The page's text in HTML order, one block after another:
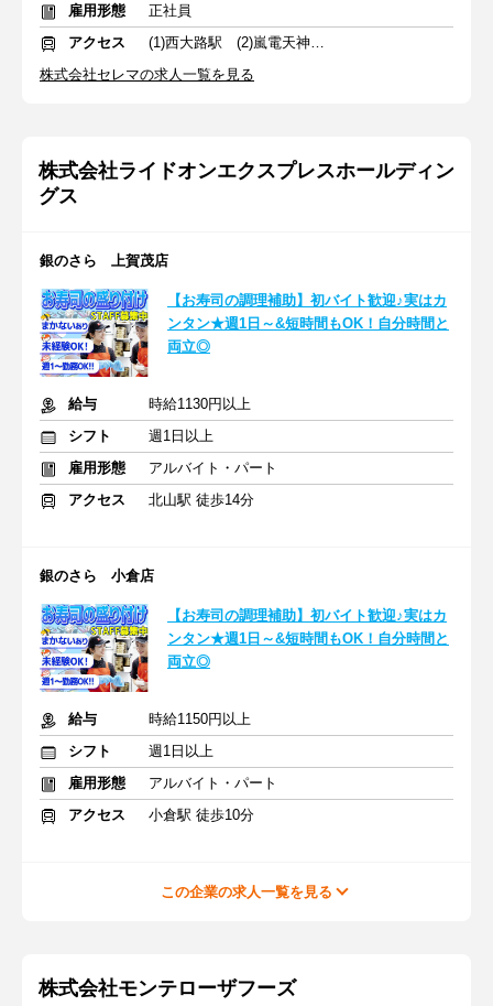
雇用形態
正社員
アクセス
(1)西大路駅 (2)嵐電天神川駅 (3)伏見稲荷駅
株式会社セレマの求人一覧を見る
株式会社ライドオンエクスプレスホールディン
グス
銀のさら 上賀茂店
【お寿司の調理補助】初バイト歓迎♪実はカ
ンタン★週1日～&短時間もOK！自分時間と
両立◎
給与
時給1130円以上
シフト
週1日以上
雇用形態
アルバイト・パート
アクセス
北山駅 徒歩14分
銀のさら 小倉店
【お寿司の調理補助】初バイト歓迎♪実はカ
ンタン★週1日～&短時間もOK！自分時間と
両立◎
給与
時給1150円以上
シフト
週1日以上
雇用形態
アルバイト・パート
アクセス
小倉駅 徒歩10分
この企業の求人一覧を見る
株式会社モンテローザフーズ